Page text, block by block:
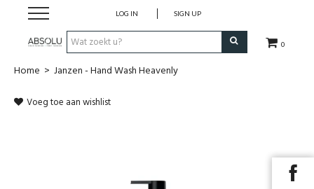
0
LOG IN SIGN UP
Webshop Dames
Home > Janzen - Hand Wash Heavenly
Voeg toe aan wishlist